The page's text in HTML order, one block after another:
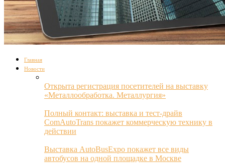
Главная
Новости
Открыта регистрация посетителей на выставку
«Металлообработка. Металлургия»
Полный контакт: выставка и тест-драйв
ComAutoTrans покажет коммерческую технику в
действии
Выставка AutoBusExpo покажет все виды
автобусов на одной площадке в Москве